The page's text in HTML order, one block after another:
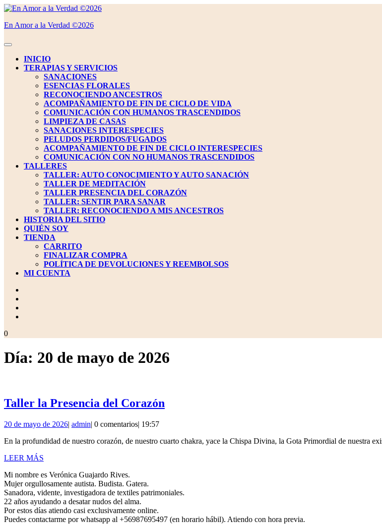
Saltar
contenido
al
En Amor a la Verdad ©2026
Botón
aperturaINICIO
TERAPIAS Y SERVICIOS
SANACIONES
ESENCIAS FLORALES
RECONOCIENDO ANCESTROS
ACOMPAÑAMIENTO DE FIN DE CICLO DE VIDA
COMUNICACIÓN CON HUMANOS TRASCENDIDOS
LIMPIEZA DE CASAS
SANACIONES INTERESPECIES
PELUDOS PERDIDOS/FUGADOS
ACOMPAÑAMIENTO DE FIN DE CICLO INTERESPECIES
COMUNICACIÓN CON NO HUMANOS TRASCENDIDOS
TALLERES
TALLER: AUTO CONOCIMIENTO Y AUTO SANACIÓN
TALLER DE MEDITACIÓN
TALLER PRESENCIA DEL CORAZÓN
TALLER: SENTIR PARA SANAR
TALLER: RECONOCIENDO A MIS ANCESTROS
HISTORIA DEL SITIO
QUIÉN SOY
TIENDA
CARRITO
FINALIZAR COMPRA
POLÍTICA DE DEVOLUCIONES Y REEMBOLSOS
MI CUENTA
BOTÓN
CIERRE
carrito
la
compra
0
Día: 20 de mayo de 2026
Taller la Presencia del Corazón
del
20 de mayo de 202620
mayo
| adminadmin
| 0 comentarios| 19:57
En la profundidad de nuestro corazón, de nuestro cuarto chakra, yace la Chispa Divina, la Gota Primordial de nuestra
LEER MÁS
Mi nombre es Verónica Guajardo Rives.
Mujer orgullosamente autista. Budista. Gatera.
Sanadora, vidente, investigadora de textiles patrimoniales.
22 años ayudando a desatar nudos del alma.
Por estos días atiendo casi exclusivamente online.
Puedes contactarme por whatsapp al +56987695497 (en horario hábil). Atiendo con hora previa.